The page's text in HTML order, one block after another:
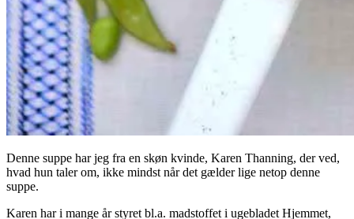
Denne suppe har jeg fra en skøn kvinde, Karen Thanning, der ved,
hvad hun taler om, ikke mindst når det gælder lige netop denne
suppe.
Karen har i mange år styret bl.a. madstoffet i ugebladet Hjemmet,